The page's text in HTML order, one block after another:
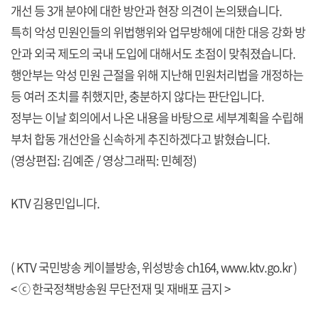
개선 등 3개 분야에 대한 방안과 현장 의견이 논의됐습니다.
특히 악성 민원인들의 위법행위와 업무방해에 대한 대응 강화 방
안과 외국 제도의 국내 도입에 대해서도 초점이 맞춰졌습니다.
행안부는 악성 민원 근절을 위해 지난해 민원처리법을 개정하는
등 여러 조치를 취했지만, 충분하지 않다는 판단입니다.
정부는 이날 회의에서 나온 내용을 바탕으로 세부계획을 수립해
부처 합동 개선안을 신속하게 추진하겠다고 밝혔습니다.
(영상편집: 김예준 / 영상그래픽: 민혜정)
KTV 김용민입니다.
( KTV 국민방송 케이블방송, 위성방송 ch164,www.ktv.go.kr)
< ⓒ 한국정책방송원 무단전재 및 재배포 금지 >